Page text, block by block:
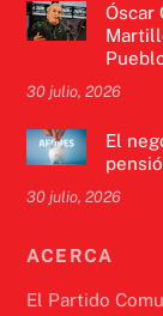
Óscar
30 julio, 2026
El
30 julio, 2026
ACERCA
El Partido